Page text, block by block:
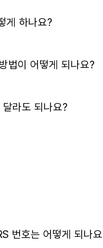
게 하나요?
법이 어떻게 되나요?
라도 되나요?
번호는 어떻게 되나